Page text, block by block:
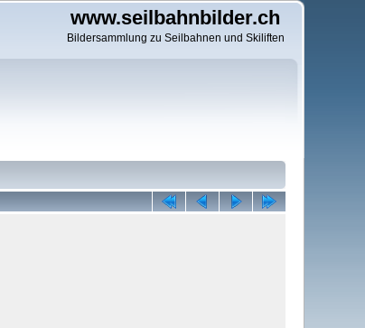
www.seilbahnbilder.ch
Bildersammlung zu Seilbahnen und Skiliften